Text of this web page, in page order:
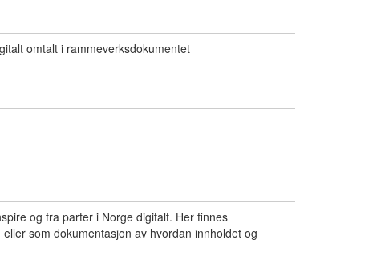
omtalt i rammeverksdokumentet
og fra parter i Norge digitalt. Her finnes
som dokumentasjon av hvordan innholdet og